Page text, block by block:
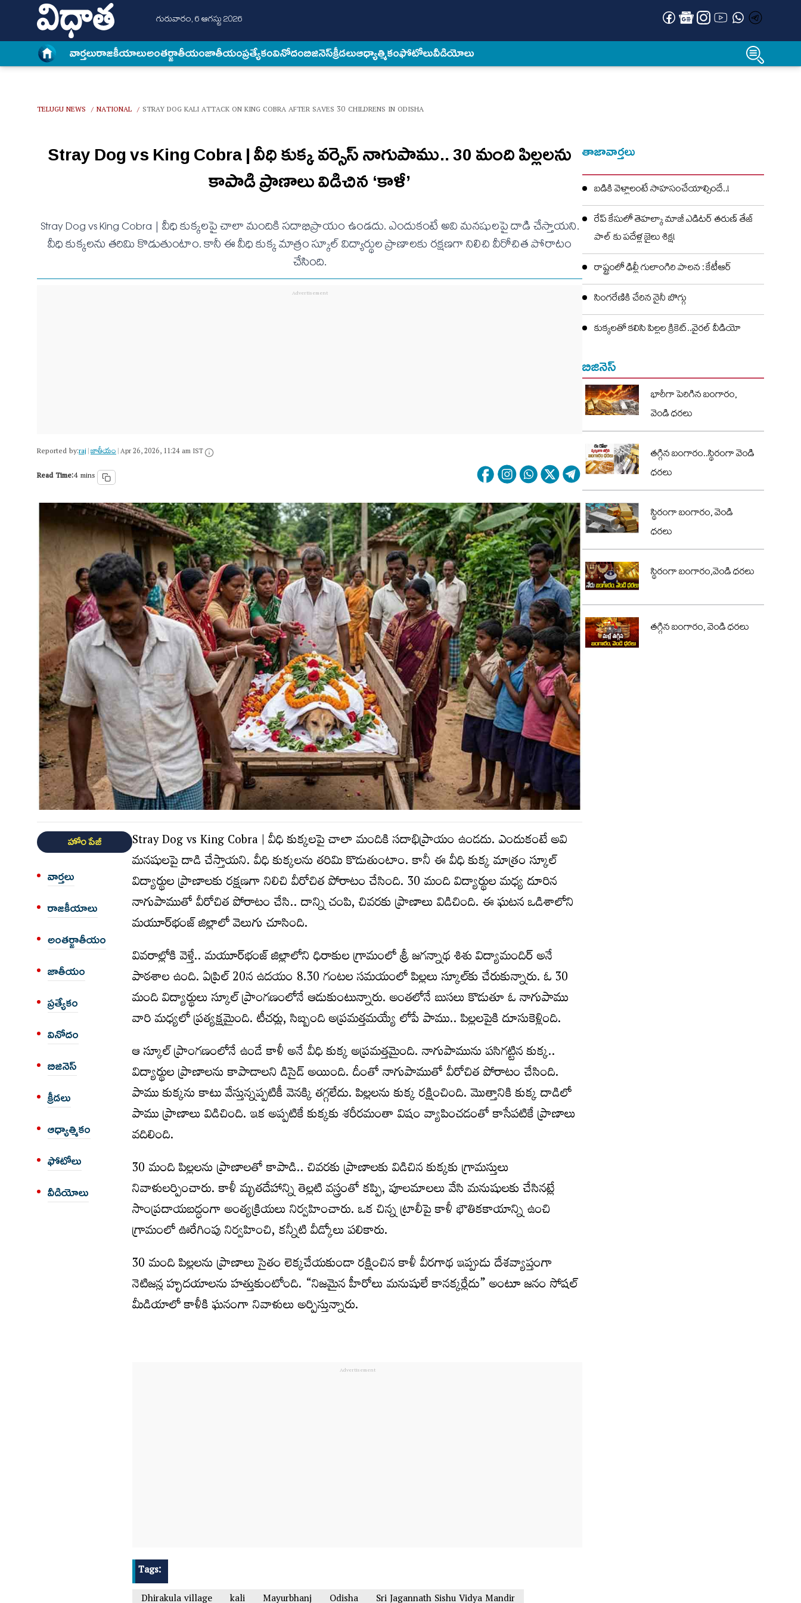
గురువారం, 6 ఆగస్టు 2026
వార్త‌లురాజకీయాలుఅంత‌ర్జాతీయంజాతీయంప్రత్యేకంవినోదంబిజినెస్క్రీడలుఆధ్యాత్మికంఫోటోలువీడియోలు
TELUGU NEWS / NATIONAL / STRAY DOG KALI ATTACK ON KING COBRA AFTER SAVES 30 CHILDRENS IN ODISHA
Stray Dog vs King Cobra | వీధి కుక్క వ‌ర్సెస్ నాగుపాము.. 30 మంది పిల్ల‌ల‌ను
కాపాడి ప్రాణాలు విడిచిన ‘కాళీ’
Stray Dog vs King Cobra | వీధి కుక్క‌లపై చాలా మందికి సదాభిప్రాయం ఉండ‌దు. ఎందుకంటే అవి మ‌న‌షుల‌పై దాడి చేస్తాయ‌ని.
వీధి కుక్కల‌ను త‌రిమి కొడుతుంటాం. కానీ ఈ వీధి కుక్క మాత్రం స్కూల్ విద్యార్థుల ప్రాణాల‌కు ర‌క్ష‌ణ‌గా నిలిచి వీరోచిత పోరాటం
చేసింది.
Reported by:raj|జాతీయం|Apr 26, 2026, 11:24 am IST
Read Time:4 mins
హోం పేజీ
వార్త‌లు
రాజకీయాలు
అంత‌ర్జాతీయం
జాతీయం
ప్రత్యేకం
వినోదం
బిజినెస్
క్రీడలు
ఆధ్యాత్మికం
ఫోటోలు
వీడియోలు
Stray Dog vs King Cobra | వీధి కుక్క‌లపై చాలా మందికి సదాభిప్రాయం ఉండ‌దు. ఎందుకంటే అవి
మ‌న‌షుల‌పై దాడి చేస్తాయ‌ని. వీధి కుక్కల‌ను త‌రిమి కొడుతుంటాం. కానీ ఈ వీధి కుక్క మాత్రం స్కూల్
విద్యార్థుల ప్రాణాల‌కు ర‌క్ష‌ణ‌గా నిలిచి వీరోచిత పోరాటం చేసింది. 30 మంది విద్యార్థుల మ‌ధ్య దూరిన
నాగుపాముతో వీరోచిత పోరాటం చేసి.. దాన్ని చంపి, చివ‌ర‌కు ప్రాణాలు విడిచింది. ఈ ఘ‌ట‌న ఒడిశాలోని
మ‌యూర్‌భంజ్ జిల్లాలో వెలుగు చూసింది.
వివ‌రాల్లోకి వెళ్తే.. మ‌యూర్‌భంజ్ జిల్లాలోని ధిరాకుల గ్రామంలో శ్రీ జ‌గ‌న్నాథ శిశు విద్యామందిర్ అనే
పాఠ‌శాల ఉంది. ఏప్రిల్ 20న ఉద‌యం 8.30 గంట‌ల స‌మ‌యంలో పిల్ల‌లు స్కూల్‌కు చేరుకున్నారు. ఓ 30
మంది విద్యార్థులు స్కూల్ ప్రాంగ‌ణంలోనే ఆడుకుంటున్నారు. అంత‌లోనే బుస‌లు కొడుతూ ఓ నాగుపాము
వారి మ‌ధ్య‌లో ప్ర‌త్య‌క్ష‌మైంది. టీచ‌ర్లు, సిబ్బంది అప్ర‌మ‌త్త‌మ‌య్యే లోపే పాము.. పిల్ల‌ల‌పైకి దూసుకెళ్లింది.
ఆ స్కూల్ ప్రాంగ‌ణంలోనే ఉండే కాళీ అనే వీధి కుక్క అప్ర‌మ‌త్త‌మైంది. నాగుపామును ప‌సిగ‌ట్టిన కుక్క‌..
విద్యార్థుల ప్రాణాల‌ను కాపాడాల‌ని డిసైడ్ అయింది. దీంతో నాగుపాముతో వీరోచిత పోరాటం చేసింది.
పాము కుక్క‌ను కాటు వేస్తున్న‌ప్ప‌టికీ వెన‌క్కి త‌గ్గ‌లేదు. పిల్ల‌ల‌ను కుక్క ర‌క్షించింది. మొత్తానికి కుక్క దాడిలో
పాము ప్రాణాలు విడిచింది. ఇక అప్ప‌టికే కుక్క‌కు శ‌రీర‌మంతా విషం వ్యాపించడంతో కాసేప‌టికే ప్రాణాలు
వ‌దిలింది.
30 మంది పిల్ల‌ల‌ను ప్రాణాలతో కాపాడి.. చివ‌ర‌కు ప్రాణాల‌కు విడిచిన కుక్క‌కు గ్రామ‌స్తులు
నివాళుల‌ర్పించారు. కాళీ మృతదేహాన్ని తెల్లటి వస్త్రంతో కప్పి, పూలమాలలు వేసి మనుషులకు చేసినట్లే
సాంప్రదాయబద్ధంగా అంత్యక్రియలు నిర్వహించారు. ఒక చిన్న ట్రాలీపై కాళీ భౌతికకాయాన్ని ఉంచి
గ్రామంలో ఊరేగింపు నిర్వహించి, కన్నీటి వీడ్కోలు పలికారు.
30 మంది పిల్లలను ప్రాణాలు సైతం లెక్కచేయకుండా రక్షించిన కాళీ వీరగాథ ఇప్పుడు దేశవ్యాప్తంగా
నెటిజన్ల హృదయాలను హత్తుకుంటోంది. “నిజమైన హీరోలు మనుషులే కానక్కర్లేదు” అంటూ జనం సోషల్
మీడియాలో కాళీకి ఘనంగా నివాళులు అర్పిస్తున్నారు.
Tags:
తాజావార్తలు
బడికి వెళ్లాలంటే సాహసంచేయాల్సిందే..!
రేప్ కేసులో తెహల్కా మాజీ ఎడిటర్ తరుణ్ తేజ్
పాల్ కు పదేళ్ల జైలు శిక్ష!
రాష్ట్రంలో ఢిల్లీ గులాంగిరి పాలన : కేటీఆర్
సింగరేణికి చేరిన నైనీ బొగ్గు
కుక్కలతో కలిసి పిల్లల క్రికెట్..వైరల్ వీడియో
బిజినెస్
భారీగా పెరిగిన బంగారం,
వెండి ధరలు
తగ్గిన బంగారం..స్థిరంగా వెండి
ధరలు
స్థిరంగా బంగారం, వెండి
ధరలు
స్థిరంగా బంగారం,వెండి ధరలు
తగ్గిన బంగారం, వెండి ధరలు